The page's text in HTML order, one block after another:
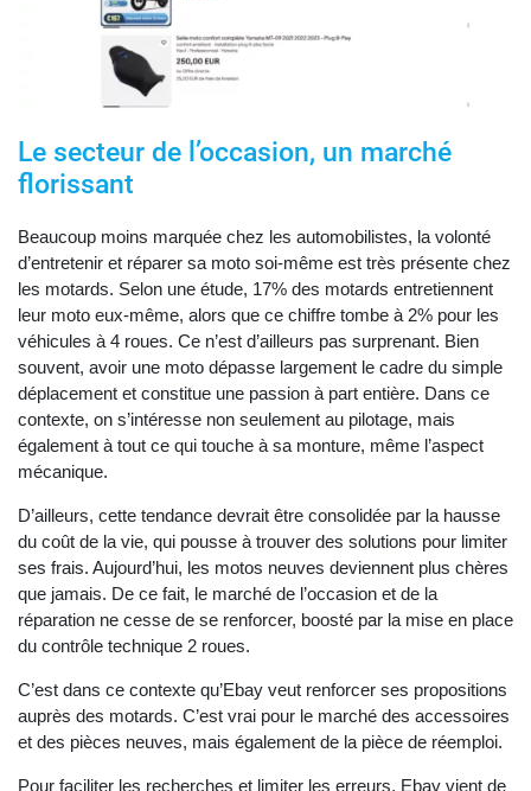
Le secteur de l’occasion, un marché
florissant
Beaucoup moins marquée chez les automobilistes, la volonté
d’entretenir et réparer sa moto soi-même est très présente chez
les motards. Selon une étude, 17% des motards entretiennent
leur moto eux-même, alors que ce chiffre tombe à 2% pour les
véhicules à 4 roues. Ce n’est d’ailleurs pas surprenant. Bien
souvent, avoir une moto dépasse largement le cadre du simple
déplacement et constitue une passion à part entière. Dans ce
contexte, on s’intéresse non seulement au pilotage, mais
également à tout ce qui touche à sa monture, même l’aspect
mécanique.
D’ailleurs, cette tendance devrait être consolidée par la hausse
du coût de la vie, qui pousse à trouver des solutions pour limiter
ses frais. Aujourd’hui, les motos neuves deviennent plus chères
que jamais. De ce fait, le marché de l’occasion et de la
réparation ne cesse de se renforcer, boosté par la mise en place
du contrôle technique 2 roues.
C’est dans ce contexte qu’Ebay veut renforcer ses propositions
auprès des motards. C’est vrai pour le marché des accessoires
et des pièces neuves, mais également de la pièce de réemploi.
Pour faciliter les recherches et limiter les erreurs, Ebay vient de